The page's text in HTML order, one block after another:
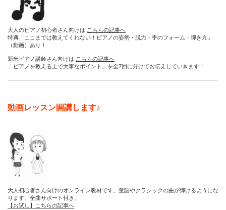
大人のピアノ初心者さん向けは こちらの記事へ
特典「ここまでは教えてくれない！ピアノの姿勢・脱力・手のフォーム・弾き方」
（動画）あり！
新米ピアノ講師さん向けは こちらの記事へ
「ピアノを教える上で大事なポイント」を全7回に分けてお伝えしていきます！
動画レッスン開講します♪
大人初心者さん向けのオンライン教材です。童謡やクラシックの曲が弾けるようにな
ります。全曲サポート付き。
【お試し】こちらの記事へ